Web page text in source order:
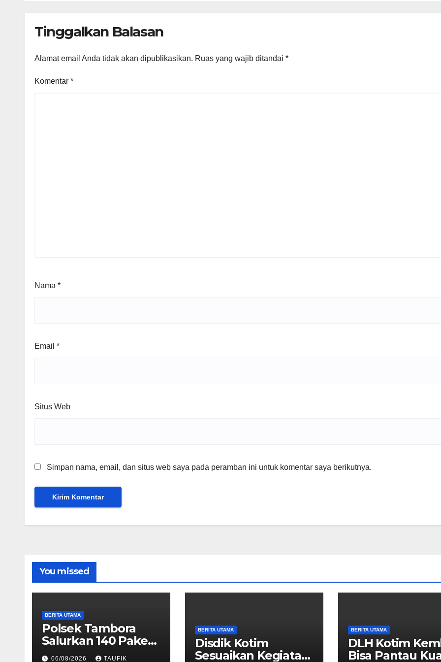
Tinggalkan Balasan
Alamat email Anda tidak akan dipublikasikan. Ruas yang wajib ditandai *
Komentar *
Nama *
Email *
Situs Web
Simpan nama, email, dan situs web saya pada peramban ini untuk komentar saya berikutnya.
You missed
BERITA UTAMA
Polsek Tambora
Salurkan 140 Paket
Bansos untuk
06/08/2026 TAUFIK
BERITA UTAMA
Disdik Kotim
Sesuaikan Kegiatan
BERITA UTAMA
DLH Kotim
Bisa Pantau